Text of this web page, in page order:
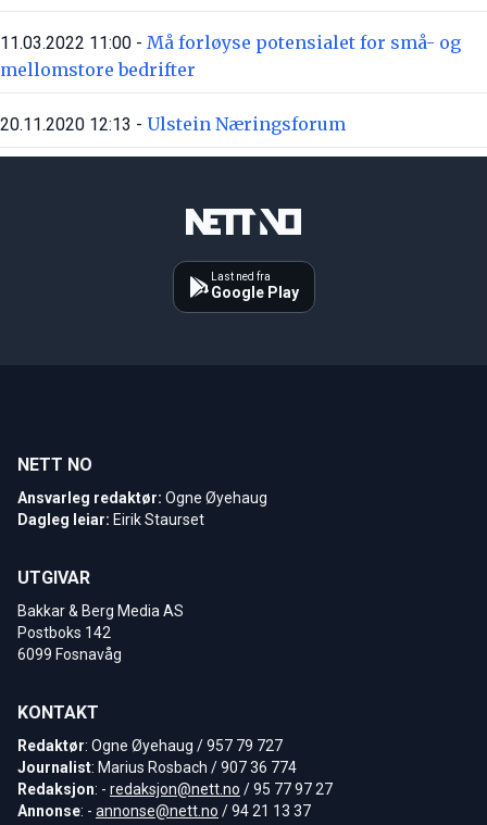
11.03.2022 11:00 - Må forløyse potensialet for små- og
mellomstore bedrifter
20.11.2020 12:13 - Ulstein Næringsforum
Last ned fra
Google Play
NETT NO
Ansvarleg redaktør: Ogne Øyehaug
Dagleg leiar: Eirik Staurset
UTGIVAR
Bakkar & Berg Media AS
Postboks 142
6099 Fosnavåg
KONTAKT
Redaktør: Ogne Øyehaug / 957 79 727
Journalist: Marius Rosbach / 907 36 774
Redaksjon: - redaksjon@nett.no / 95 77 97 27
Annonse: - annonse@nett.no / 94 21 13 37